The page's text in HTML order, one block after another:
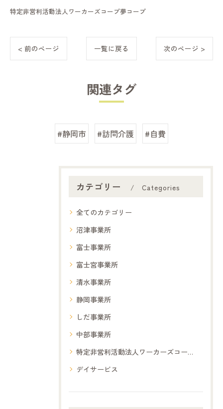
特定非営利活動法人ワーカーズコープ夢コープ
< 前のページ 一覧に戻る 次のページ >
関連タグ
#静岡市 #訪問介護 #自費
カテゴリー Categories
全てのカテゴリー
沼津事業所
富士事業所
富士宮事業所
清水事業所
静岡事業所
しだ事業所
中部事業所
特定非営利活動法人ワーカーズコープ夢コープ
デイサービス